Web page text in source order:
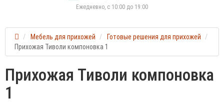
Ежедневно, с 10:00 до 19:00
Мебель для прихожей
Готовые решения для прихожей
Прихожая Тиволи компоновка 1
Прихожая Тиволи компоновка
1